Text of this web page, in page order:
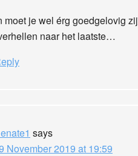
moet je wel érg goedgelovig
naar het laatste…
says
November 2019 at 19:59